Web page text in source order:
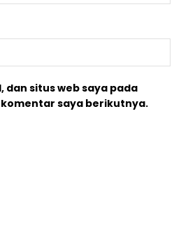
dan situs web saya pada
saya berikutnya.